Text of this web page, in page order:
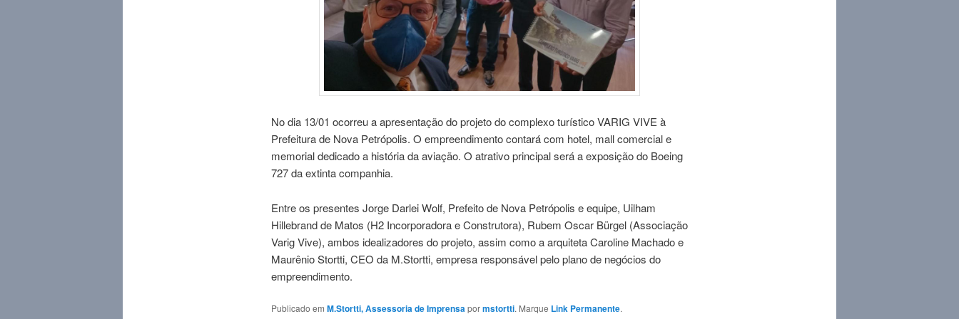
No dia 13/01 ocorreu a apresentação do projeto do complexo turístico VARIG VIVE à
Prefeitura de Nova Petrópolis. O empreendimento contará com hotel, mall comercial e
memorial dedicado a história da aviação. O atrativo principal será a exposição do Boeing
727 da extinta companhia.
Entre os presentes Jorge Darlei Wolf, Prefeito de Nova Petrópolis e equipe, Uilham
Hillebrand de Matos (H2 Incorporadora e Construtora), Rubem Oscar Bürgel (Associação
Varig Vive), ambos idealizadores do projeto, assim como a arquiteta Caroline Machado e
Maurênio Stortti, CEO da M.Stortti, empresa responsável pelo plano de negócios do
empreendimento.
Publicado em M.Stortti, Assessoria de Imprensapormstortti. Marque Link Permanente.